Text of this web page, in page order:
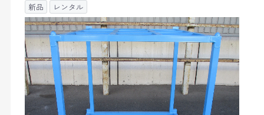
新品 レンタル